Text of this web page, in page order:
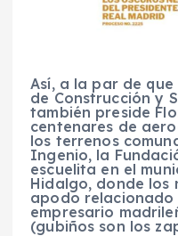
Así, a la par de
de Construcción y
también preside
centenares de
los terrenos
Ingenio, la
escuelita en el
Hidalgo, donde los
apodo relacionado
empresario
(gubiños son los